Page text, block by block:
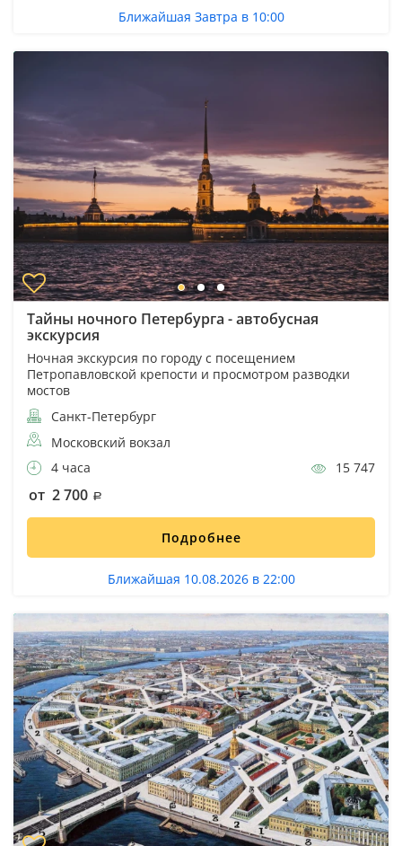
Ближайшая Завтра в 10:00
Тайны ночного Петербурга - автобусная
экскурсия
Ночная экскурсия по городу с посещением
Петропавловской крепости и просмотром разводки
мостов
Санкт-Петербург
Московский вокзал
4 часа
15 747
от 2 700
Подробнее
Ближайшая 10.08.2026 в 22:00